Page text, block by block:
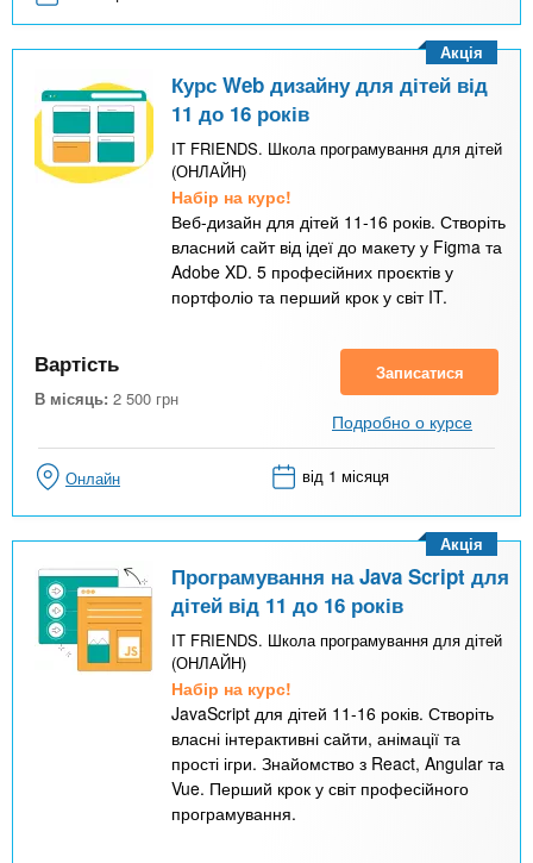
Курс Web дизайну для дітей від
11 до 16 років
IT FRIENDS. Школа програмування для дітей
(ОНЛАЙН)
Набір на курс!
Веб-дизайн для дітей 11-16 років. Створіть
власний сайт від ідеї до макету у Figma та
Adobe XD. 5 професійних проєктів у
портфоліо та перший крок у світ IT.
Акція
Вартість
В місяць: 2 500 грн
Записатися
Подробно о курсе
Онлайн від 1 місяця
Програмування на Java Script для
дітей від 11 до 16 років
IT FRIENDS. Школа програмування для дітей
(ОНЛАЙН)
Набір на курс!
JavaScript для дітей 11-16 років. Створіть
власні інтерактивні сайти, анімації та
прості ігри. Знайомство з React, Angular та
Vue. Перший крок у світ професійного
програмування.
Акція